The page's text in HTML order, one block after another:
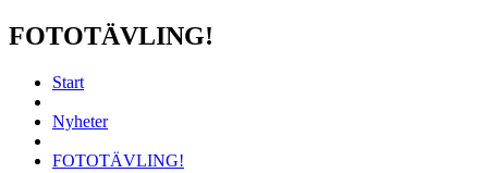
FOTOTÄVLING!
Start
Nyheter
FOTOTÄVLING!